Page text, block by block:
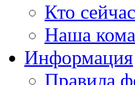
Кто
Наша
Информация
Правила